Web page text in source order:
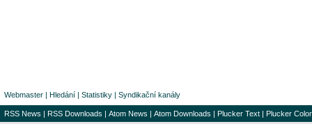
Webmaster | Hledání | Statistiky | Syndikační kanály
RSS News | RSS Downloads | Atom News | Atom Downloads | Plucker Text | Plucker Color